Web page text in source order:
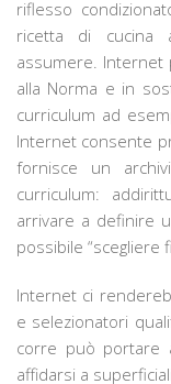
riflesso
ricetta di cucina
assumere.
alla Norma e in
curriculum ad
Internet consente
fornisce un
curriculum:
arrivare a definire
possibile “scegliere
Internet ci
e selezionatori
corre può portare
affidarsi a